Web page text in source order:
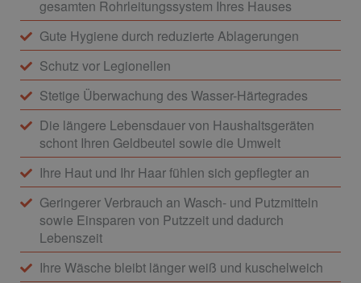
gesamten Rohrleitungssystem Ihres Hauses
Gute Hygiene durch reduzierte Ablagerungen
Schutz vor Legionellen
Stetige Überwachung des Wasser-Härtegrades
Die längere Lebensdauer von Haushaltsgeräten
schont Ihren Geldbeutel sowie die Umwelt
Ihre Haut und Ihr Haar fühlen sich gepflegter an
Geringerer Verbrauch an Wasch- und Putzmitteln
sowie Einsparen von Putzzeit und dadurch
Lebenszeit
Ihre Wäsche bleibt länger weiß und kuschelweich